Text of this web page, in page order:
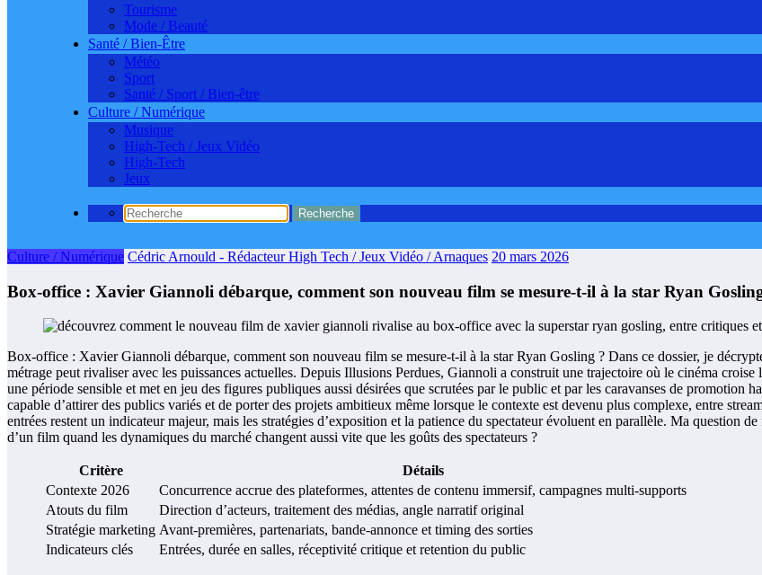
Tourisme
Mode / Beauté
Santé / Bien-Être
Météo
Sport
Santé / Sport / Bien-être
Culture / Numérique
Musique
High-Tech / Jeux Vidéo
High-Tech
Jeux
Culture / Numérique Cédric Arnould - Rédacteur High Tech / Jeux Vidéo / Arnaques 20 mars 2026
Box-office : Xavier Giannoli débarque, comment son nouveau film se mesure-t-il à la star Ryan
Box-office : Xavier Giannoli débarque, comment son nouveau film se mesure-t-il à la star Ryan Gosling ? Dans ce dossier, je
métrage peut rivaliser avec les puissances actuelles. Depuis Illusions Perdues, Giannoli a construit une trajectoire où le cinéma
une période sensible et met en jeu des figures publiques aussi désirées que scrutées par le public et par les caravanses de
capable d’attirer des publics variés et de porter des projets ambitieux même lorsque le contexte est devenu plus complexe, entre
entrées restent un indicateur majeur, mais les stratégies d’exposition et la patience du spectateur évoluent en parallèle. Ma question
d’un film quand les dynamiques du marché changent aussi vite que les goûts des spectateurs ?
Critère
Détails
Contexte 2026
Concurrence accrue des plateformes, attentes de contenu immersif, campagnes multi-supports
Atouts du film
Direction d’acteurs, traitement des médias, angle narratif original
Stratégie marketing Avant-premières, partenariats, bande-annonce et timing des sorties
Indicateurs clés
Entrées, durée en salles, réceptivité critique et retention du public